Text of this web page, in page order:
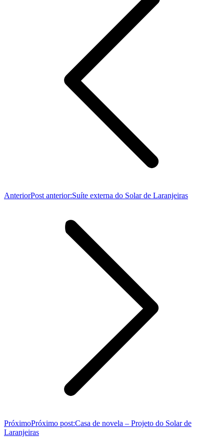
AnteriorPost anterior:Suíte externa do Solar de Laranjeiras
PróximoPróximo post:Casa de novela – Projeto do Solar de
Laranjeiras